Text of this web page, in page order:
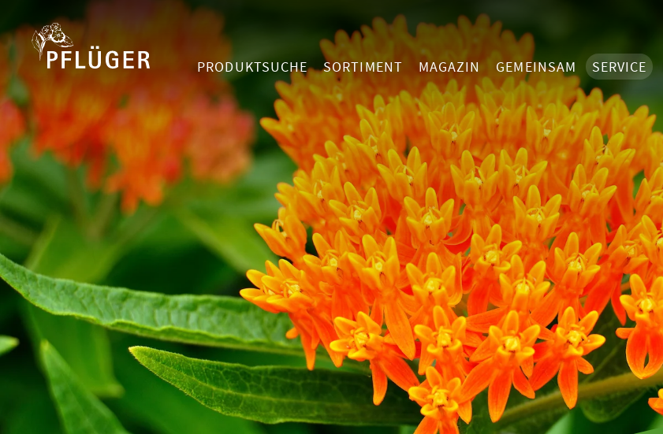
PRODUKTSUCHE SORTIMENT MAGAZIN GEMEINSAM SERVICE